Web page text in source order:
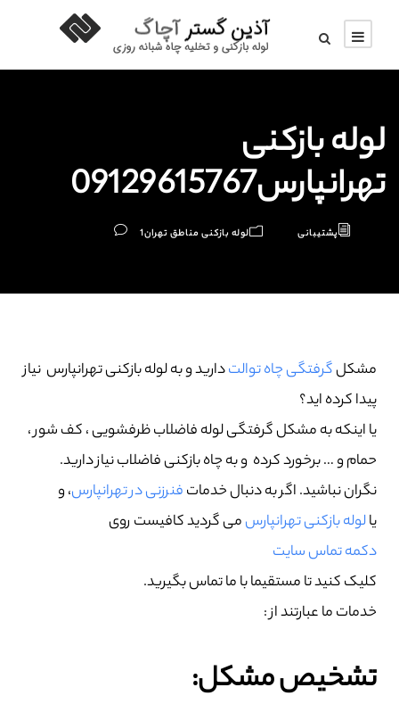
لوله بازکنی
تهرانپارس09129615767
پشتیبانی لوله بازکنی مناطق تهران1
مشکلگرفتگی چاه توالتدارید و به لوله بازکنی تهرانپارس نیاز
پیدا کرده اید؟
یا اینکه به مشکل گرفتگی لوله فاضلاب ظرفشویی ، کف شور ،
حمام و … برخورد کرده و به چاه بازکنی فاضلاب نیاز دارید.
نگران نباشید. اگر به دنبال خدماتفنرزنی در تهرانپارس، و
یالوله بازکنی تهرانپارسمی گردید کافیست روی
دکمه تماس سایت
کلیک کنید تا مستقیما با ما تماس بگیرید.
خدمات ما عبارتند از :
تشخیص مشکل: